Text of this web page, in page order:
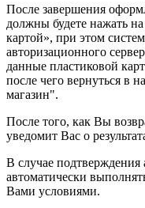
После завершения
должны будете нажать
картой», при этом
авторизационного
данные пластиковой
после чего вернуться в
магазин".
После того, как Вы
уведомит Вас о
В случае подтверждения
автоматически
Вами условиями.